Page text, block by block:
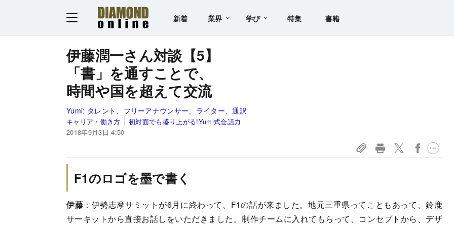
新着 業界 学び 特集 書籍
伊藤潤一さん対談【5】
「書」を通すことで、
時間や国を超えて交流
Yumi: タレント、フリーアナウンサー、ライター、通訳
キャリア・働き方
初対面でも盛り上がる!Yumi式会話力
2018年9月3日 4:50
F1のロゴを墨で書く
伊藤 ：伊勢志摩サミットが6月に終わって、F1の話が来ました。地元三重県ってこともあって、鈴鹿
サーキットから直接お話しをいただきました。制作チームに入れてもらって、コンセプトから、デザ